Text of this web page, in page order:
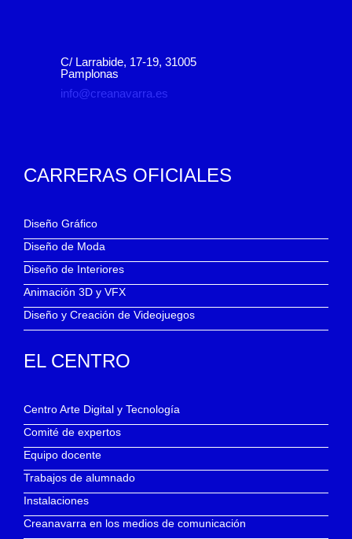
C/ Larrabide, 17-19, 31005
Pamplonas
info@creanavarra.es
CARRERAS OFICIALES
Diseño Gráfico
Diseño de Moda
Diseño de Interiores
Animación 3D y VFX
Diseño y Creación de Videojuegos
EL CENTRO
Centro Arte Digital y Tecnología
Comité de expertos
Equipo docente
Trabajos de alumnado
Instalaciones
Creanavarra en los medios de comunicación